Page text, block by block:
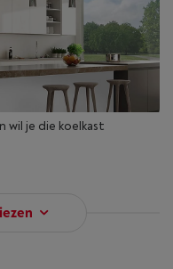
wil je die koelkast